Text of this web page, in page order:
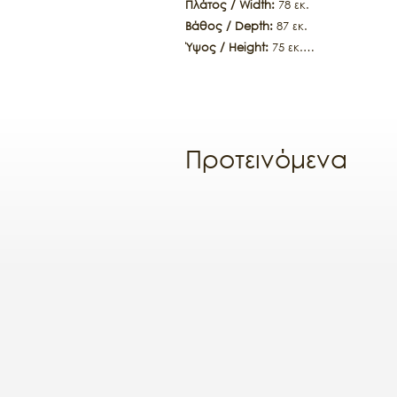
Πλάτος / Width: 78 εκ.
Βάθος / Depth: 87 εκ.
Ύψος / Height: 75 εκ.
Προτεινόμενα